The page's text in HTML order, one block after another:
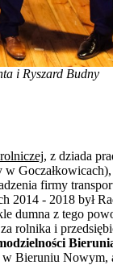
i Ryszard Budny
, z dziada
firmy
2014 - 2018 był
dumna z tego
rolnika i
Bieruniu Nowym,